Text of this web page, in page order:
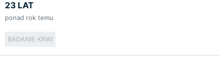
23 LAT
ponad rok temu
BADANIE KRWI